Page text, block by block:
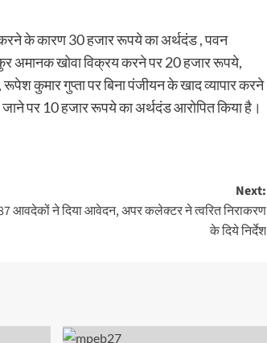
के कारण 30 हजार रूपये का अर्थदंड , पवन
अमानक खोवा विक्रय करने पर 20 हजार रूपये,
कुमार गुप्ता पर बिना पंजीयन के खाद व्यापार करने
पर 10 हजार रूपये का अर्थदंड आरोपित किया है।
Next:
आवदेकों ने दिया आवेदन, अपर कलेक्टर ने त्वरित निराकरण
के दिये निर्देश